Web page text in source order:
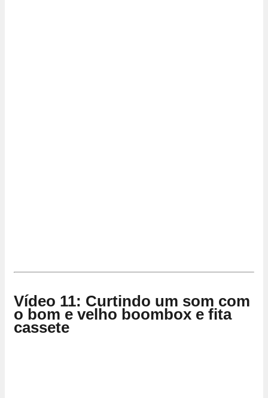
Vídeo 11: Curtindo um som com
o bom e velho boombox e fita
cassete